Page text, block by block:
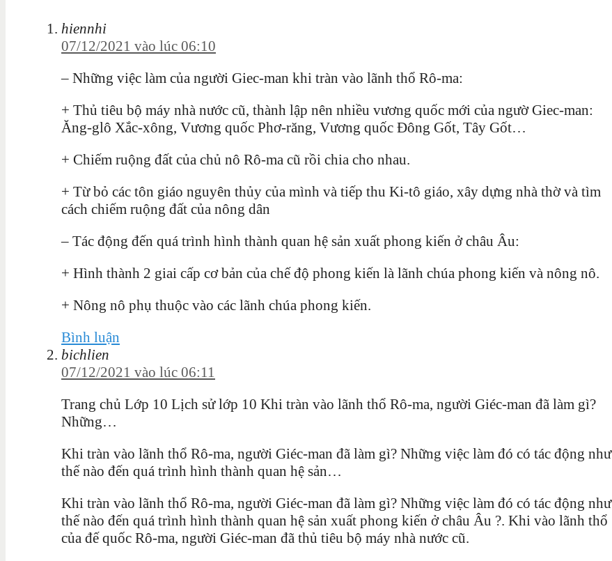
hiennhi
07/12/2021 vào lúc 06:10
– Những việc làm của người Giec-man khi tràn vào lãnh thổ Rô-ma:
+ Thủ tiêu bộ máy nhà nước cũ, thành lập nên nhiều vương quốc mới của ngườ Giec-man:
Ăng-glô Xắc-xông, Vương quốc Phơ-răng, Vương quốc Đông Gốt, Tây Gốt…
+ Chiếm ruộng đất của chủ nô Rô-ma cũ rồi chia cho nhau.
+ Từ bỏ các tôn giáo nguyên thủy của mình và tiếp thu Ki-tô giáo, xây dựng nhà thờ và tìm
cách chiếm ruộng đất của nông dân
– Tác động đến quá trình hình thành quan hệ sản xuất phong kiến ở châu Âu:
+ Hình thành 2 giai cấp cơ bản của chế độ phong kiến là lãnh chúa phong kiến và nông nô.
+ Nông nô phụ thuộc vào các lãnh chúa phong kiến.
Bình luận
bichlien
07/12/2021 vào lúc 06:11
Trang chủ Lớp 10 Lịch sử lớp 10 Khi tràn vào lãnh thổ Rô-ma, người Giéc-man đã làm gì?
Những…
Khi tràn vào lãnh thổ Rô-ma, người Giéc-man đã làm gì? Những việc làm đó có tác động như
thế nào đến quá trình hình thành quan hệ sản…
Khi tràn vào lãnh thổ Rô-ma, người Giéc-man đã làm gì? Những việc làm đó có tác động như
thế nào đến quá trình hình thành quan hệ sản xuất phong kiến ở châu Âu ?. Khi vào lãnh thổ
của đế quốc Rô-ma, người Giéc-man đã thủ tiêu bộ máy nhà nước cũ.